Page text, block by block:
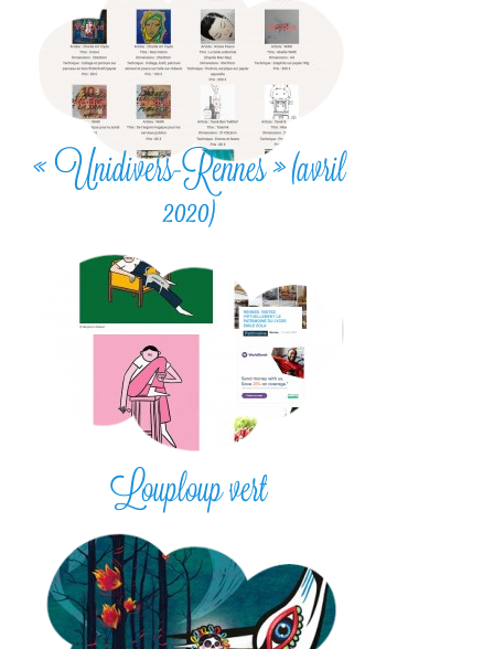
« Unidivers-Rennes » (avril
2020)
Louploup vert